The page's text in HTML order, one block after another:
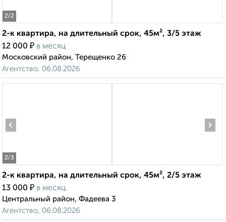
2/2
2-к квартира, на длительный срок, 45м², 3/5 этаж
12 000 ₽ в месяц
Московский район, Терещенко 26
Агентство, 06.08.2026
2/3
‹ ›
2-к квартира, на длительный срок, 45м², 2/5 этаж
13 000 ₽ в месяц
Центральный район, Фадеева 3
Агентство, 06.08.2026